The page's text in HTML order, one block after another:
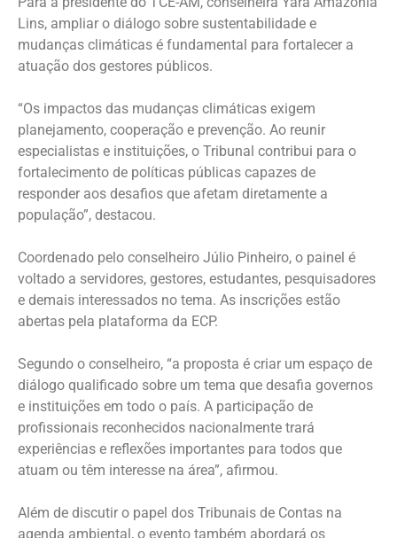
Lins, ampliar o diálogo sobre sustentabilidade e
mudanças climáticas é fundamental para fortalecer a
atuação dos gestores públicos.
“Os impactos das mudanças climáticas exigem
planejamento, cooperação e prevenção. Ao reunir
especialistas e instituições, o Tribunal contribui para o
fortalecimento de políticas públicas capazes de
responder aos desafios que afetam diretamente a
população”, destacou.
Coordenado pelo conselheiro Júlio Pinheiro, o painel é
voltado a servidores, gestores, estudantes, pesquisadores
e demais interessados no tema. As inscrições estão
abertas pela plataforma da ECP.
Segundo o conselheiro, “a proposta é criar um espaço de
diálogo qualificado sobre um tema que desafia governos
e instituições em todo o país. A participação de
profissionais reconhecidos nacionalmente trará
experiências e reflexões importantes para todos que
atuam ou têm interesse na área”, afirmou.
Além de discutir o papel dos Tribunais de Contas na
agenda ambiental, o evento também abordará os